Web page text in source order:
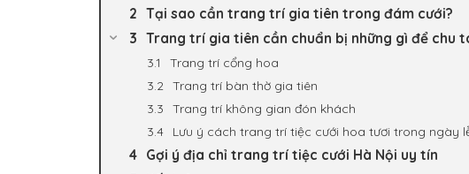
Tại sao cần trang trí gia tiên trong đám cưới?
Trang trí gia tiên cần chuẩn bị những gì để chu
Trang trí cổng hoa
Trang trí bàn thờ gia tiên
Trang trí không gian đón khách
Lưu ý cách trang trí tiệc cưới hoa tươi trong ngày
Gợi ý địa chỉ trang trí tiệc cưới Hà Nội uy tín